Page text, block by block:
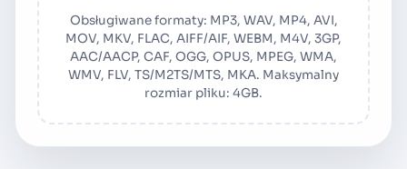
Obsługiwane formaty: MP3, WAV, MP4, AVI,
MOV, MKV, FLAC, AIFF/AIF, WEBM, M4V, 3GP,
AAC/AACP, CAF, OGG, OPUS, MPEG, WMA,
WMV, FLV, TS/M2TS/MTS, MKA. Maksymalny
rozmiar pliku: 4GB.